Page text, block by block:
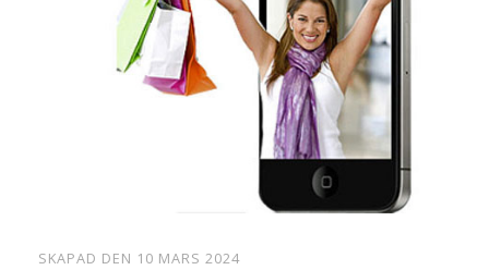
SKAPAD DEN 10 MARS 2024